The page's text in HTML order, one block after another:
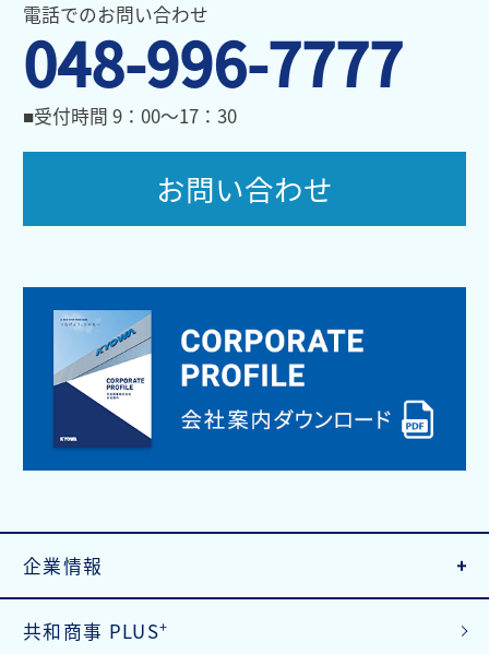
電話でのお問い合わせ
048-996-7777
■受付時間 9：00～17：30
お問い合わせ
企業情報
共和商事 PLUS+